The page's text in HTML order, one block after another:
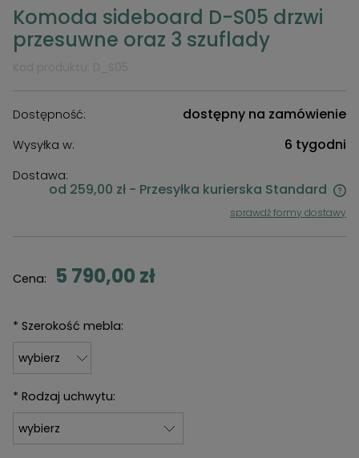
Komoda sideboard D-S05 drzwi
przesuwne oraz 3 szuflady
Dostępność: dostępny na zamówienie
Wysyłka w: 6 tygodni
Dostawa:
od 259,00 zł - Przesyłka kurierska Standard
Cena nie zawiera ewentualnych kosztów płatnościsprawdź formy dostawy
Cena: 5 790,00 zł
* Szerokość mebla:
* Rodzaj uchwytu: